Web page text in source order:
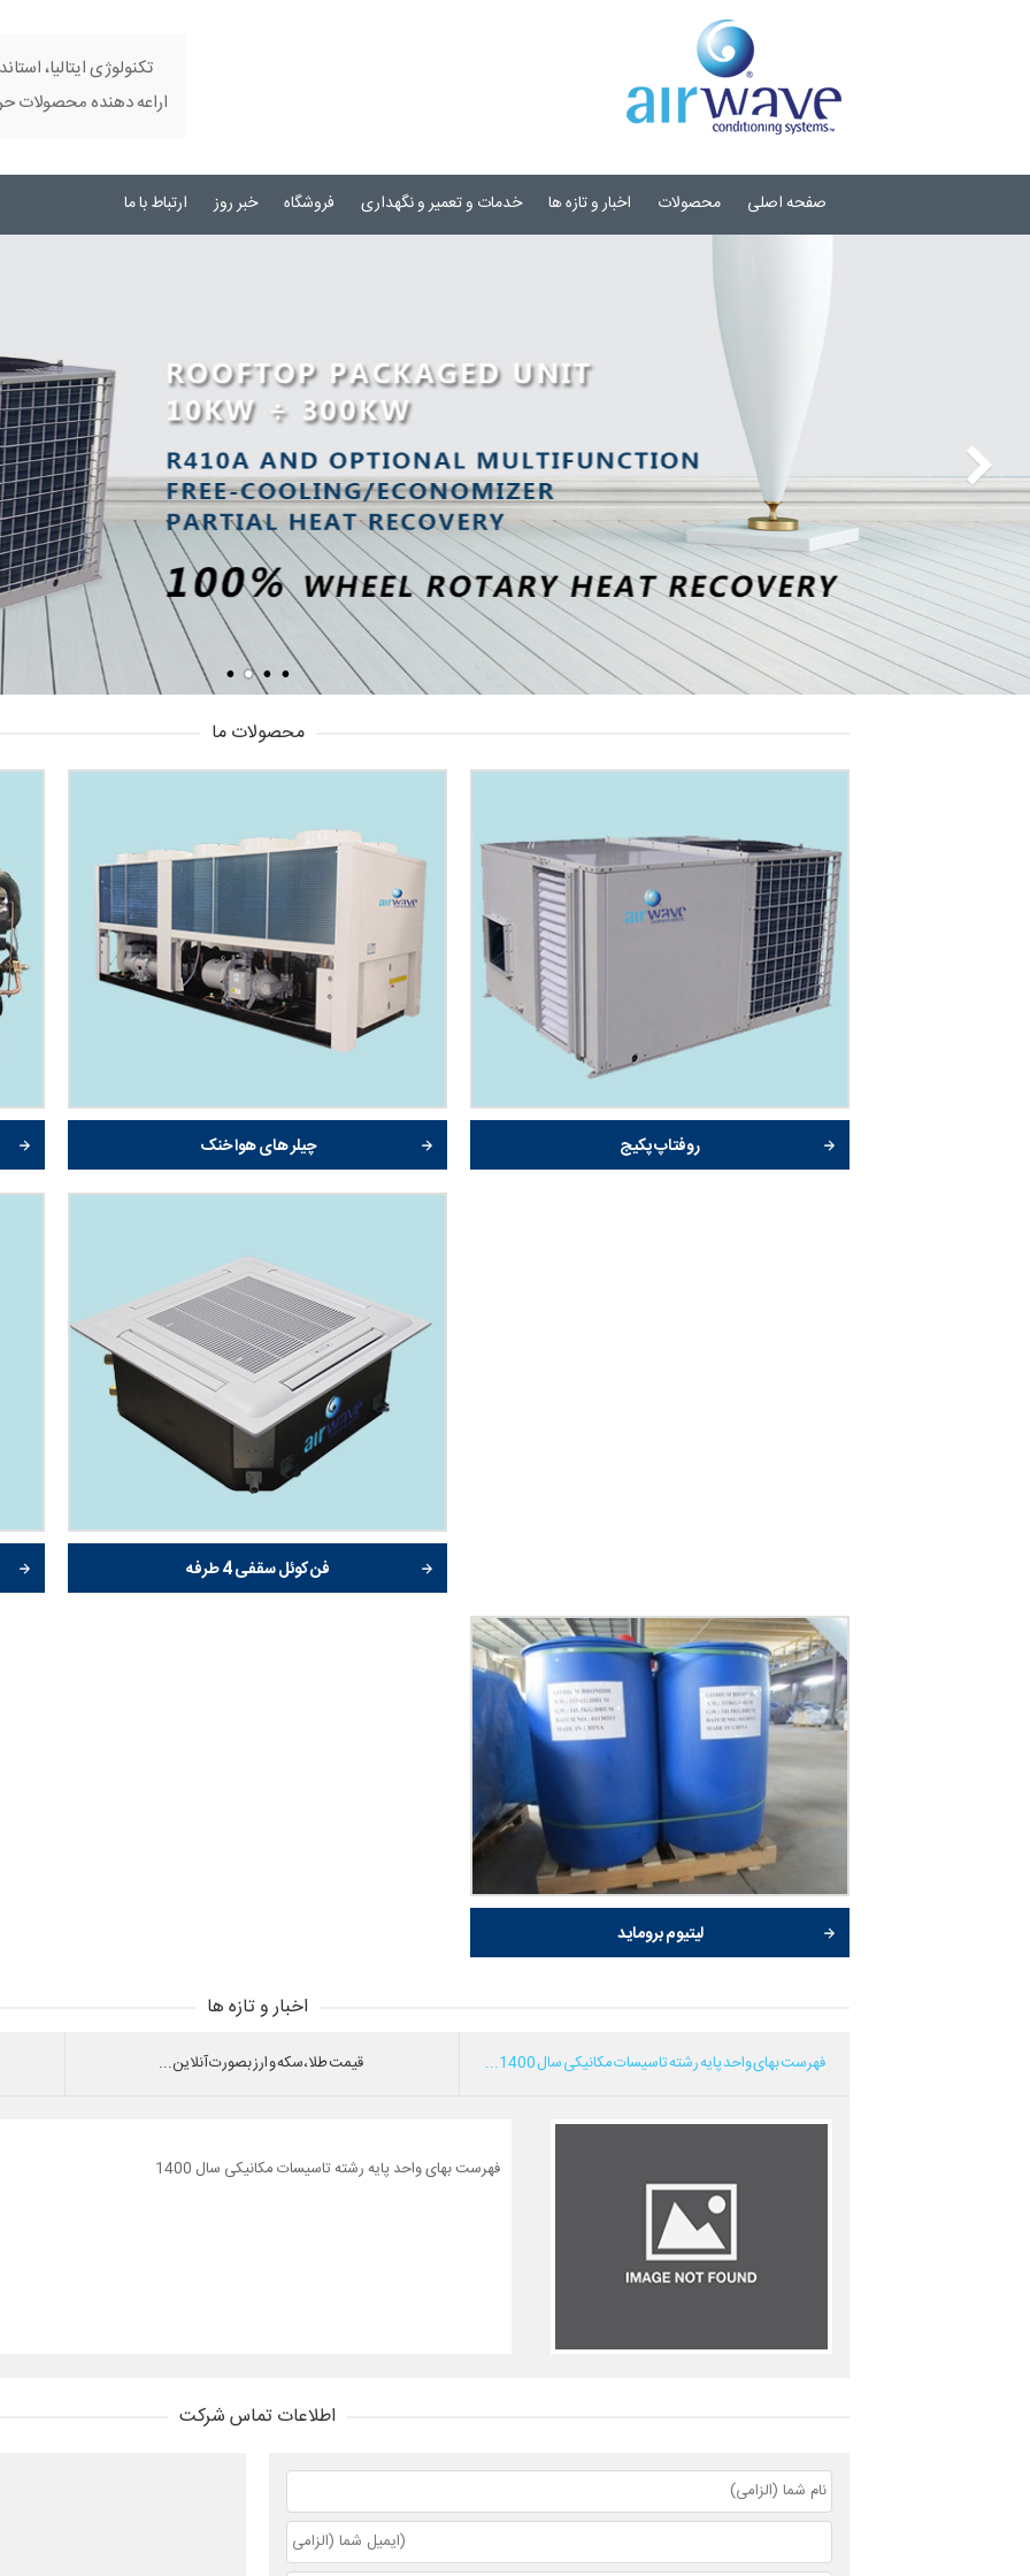
تکنولوژی ایتالیا،
اراعه دهنده محصولات
صفحه اصلی محصولات اخبار و تازه ها خدمات و تعمیر و نگهداری فروشگاه خبر روز ارتباط با ما
محصولات ما
روفتاپ پکیج چیلر های هوا خنک
فن کوئل سقفی 4 طرفه
لیتیوم بروماید
اخبار و تازه ها
فهرست بهای واحد پایه رشته تاسیسات مکانیکی سال 1400... قیمت طلا،سکه و ارز بصورت آنلاین...
فهرست بهای واحد پایه رشته تاسیسات مکانیکی سال 1400
اطلاعات تماس شرکت